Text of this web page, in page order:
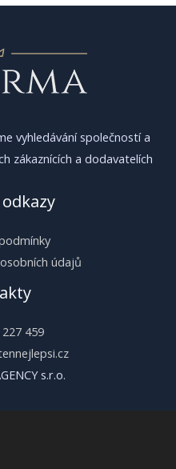
vyhledávání společností a
zákaznících a dodavatelích
údajů
459
s.r.o.